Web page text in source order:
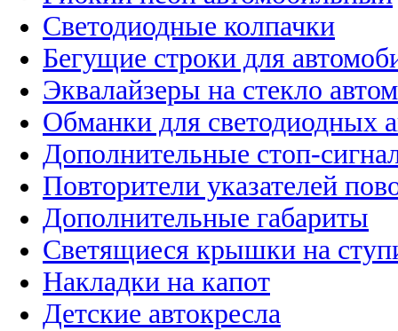
Светодиодные колпачки
Бегущие строки для
Эквалайзеры на стекло
Обманки для светодиодных
Дополнительные стоп-
Повторители указателей
Дополнительные габариты
Светящиеся крышки на
Накладки на капот
Детские автокресла